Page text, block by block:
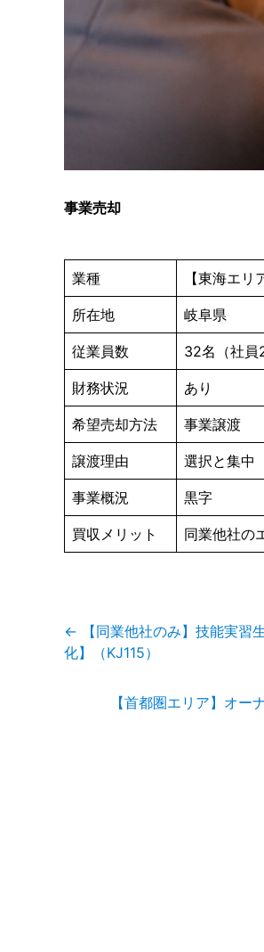
事業売却
業種 【東海エ
所在地 岐阜県
従業員数 32名（社員
財務状況 あり
希望売却方法 事業譲渡
譲渡理由 選択と集中
事業概況 黒字
買収メリット 同業他社の
稿
ナ
← 【同業他社のみ】技能実習
化】（KJ115）
【首都圏エリア】オー